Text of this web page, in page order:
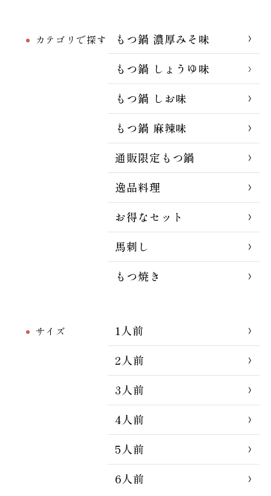
カテゴリで探す
もつ鍋 濃厚みそ味
もつ鍋 しょうゆ味
もつ鍋 しお味
もつ鍋 麻辣味
通販限定もつ鍋
逸品料理
お得なセット
馬刺し
もつ焼き
サイズ
1人前
2人前
3人前
4人前
5人前
6人前